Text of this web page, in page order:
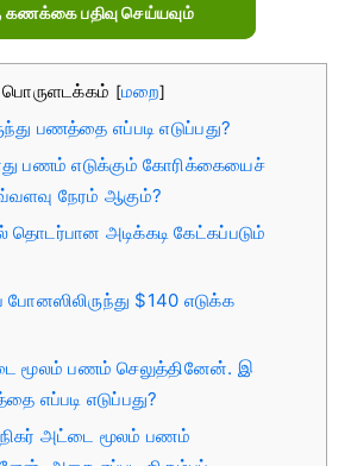
கணக்கை பதிவு செய்யவும்
பொருளடக்கம் [மறை]
பணத்தை எப்படி எடுப்பது?
பணம் எடுக்கும் கோரிக்கையைச்
நேரம் ஆகும்?
அடிக்கடி கேட்கப்படும்
$140 எடுக்க
மூலம் பணம் செலுத்தினேன். இ
எப்படி எடுப்பது?
அட்டை மூலம் பணம்